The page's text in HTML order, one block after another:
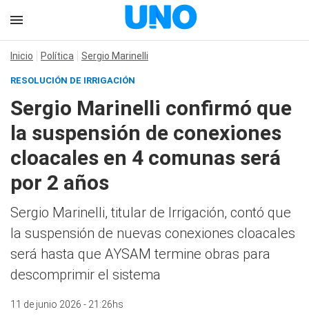
Inicio Política Sergio Marinelli
RESOLUCIÓN DE IRRIGACIÓN
Sergio Marinelli confirmó que
la suspensión de conexiones
cloacales en 4 comunas será
por 2 años
Sergio Marinelli, titular de Irrigación, contó que
la suspensión de nuevas conexiones cloacales
será hasta que AYSAM termine obras para
descomprimir el sistema
11 de junio 2026 - 21:26hs